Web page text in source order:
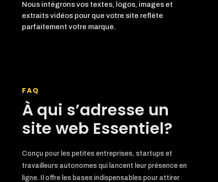
Nous intégrons vos textes, logos, images et
extraits vidéos pour que votre site reflète
parfaitement votre marque.
FAQ
À qui s’adresse un
site web Essentiel?
Conçu pour les petites entreprises, startups et
travailleurs autonomes qui lancent leur présence en
ligne. Il offre les bases indispensables pour attirer